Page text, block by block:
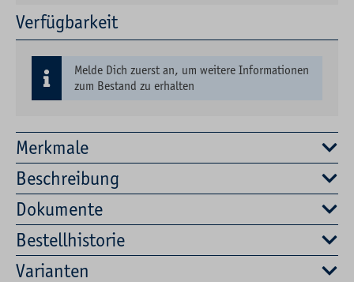
Merkmale
Beschreibung
Dokumente
Bestellhistorie
Varianten
Verfügbarkeit
Melde Dich zuerst an, um weitere Informationen
zum Bestand zu erhalten